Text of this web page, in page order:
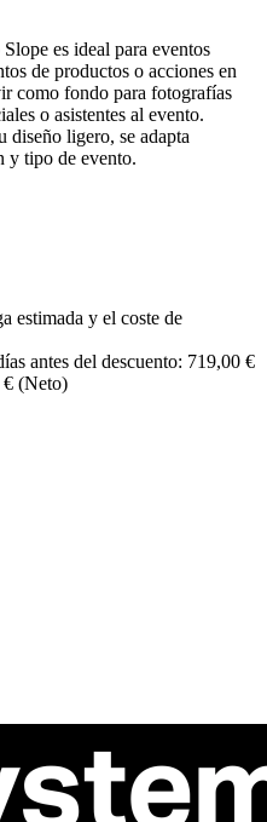
es ideal para eventos
de productos o acciones en
como fondo para fotografías
o asistentes al evento.
diseño ligero, se adapta
y tipo de evento.
estimada y el coste de
antes del descuento: 719,00 €
€ (Neto)